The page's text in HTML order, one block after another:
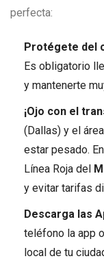
perfecta:
Protégete del
Es obligatorio
y mantenerte
¡Ojo con el
(Dallas) y el
estar pesado.
Línea Roja del
y evitar tarifas
Descarga las
teléfono la app
local de tu